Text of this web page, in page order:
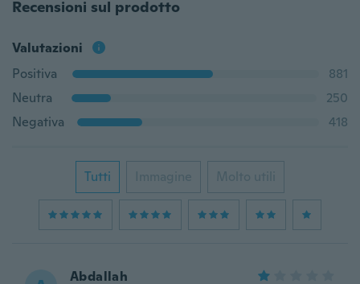
Recensioni sul prodotto
Valutazioni
Positiva
881
Neutra
250
Negativa
418
Tutti Immagine Molto utili
Abdallah